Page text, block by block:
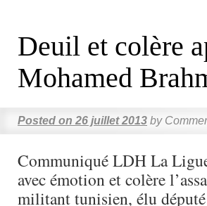
Deuil et colère
Mohamed
Posted on 26 juillet 2013 by
Communiqué LDH La
avec émotion et colère
militant tunisien, élu